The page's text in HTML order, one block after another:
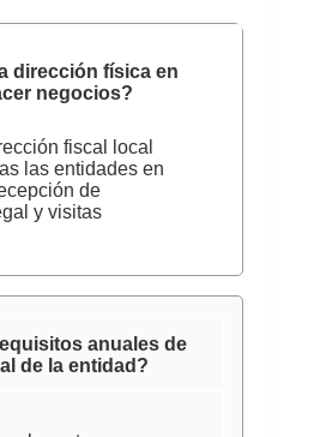
dirección física en
negocios?
fiscal local
las entidades en
de
y visitas
anuales de
de la entidad?